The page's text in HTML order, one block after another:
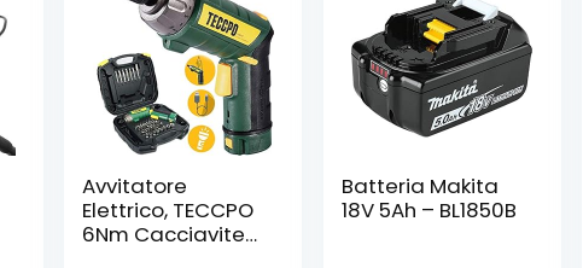
Auto a 12V Come
Aspirapolvere
dell’Auto,
Frigoriferi, 1.2M
Avvitatore
Elettrico, TECCPO
6Nm Cacciavite
Batteria Makita
18V 5Ah – BL1850B